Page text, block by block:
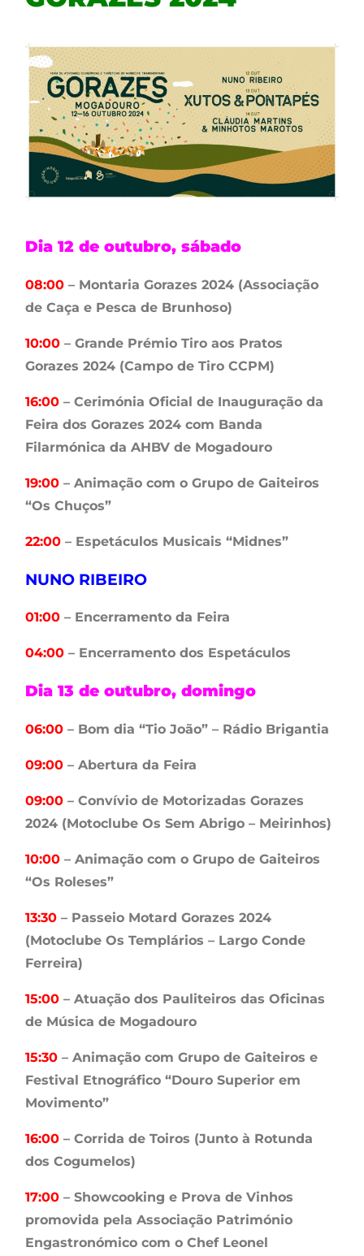
Dia 12 de outubro, sábado
08:00 – Montaria Gorazes 2024 (Associação
de Caça e Pesca de Brunhoso)
10:00 – Grande Prémio Tiro aos Pratos
Gorazes 2024 (Campo de Tiro CCPM)
16:00 – Cerimónia Oficial de Inauguração da
Feira dos Gorazes 2024 com Banda
Filarmónica da AHBV de Mogadouro
19:00 – Animação com o Grupo de Gaiteiros
“Os Chuços”
22:00 – Espetáculos Musicais “Midnes”
NUNO RIBEIRO
01:00 – Encerramento da Feira
04:00 – Encerramento dos Espetáculos
Dia 13 de outubro, domingo
06:00 – Bom dia “Tio João” – Rádio Brigantia
09:00 – Abertura da Feira
09:00 – Convívio de Motorizadas Gorazes
2024 (Motoclube Os Sem Abrigo – Meirinhos)
10:00 – Animação com o Grupo de Gaiteiros
“Os Roleses”
13:30 – Passeio Motard Gorazes 2024
(Motoclube Os Templários – Largo Conde
Ferreira)
15:00 – Atuação dos Pauliteiros das Oficinas
de Música de Mogadouro
15:30 – Animação com Grupo de Gaiteiros e
Festival Etnográfico “Douro Superior em
Movimento”
16:00 – Corrida de Toiros (Junto à Rotunda
dos Cogumelos)
17:00 – Showcooking e Prova de Vinhos
promovida pela Associação Património
Engastronómico com o Chef Leonel